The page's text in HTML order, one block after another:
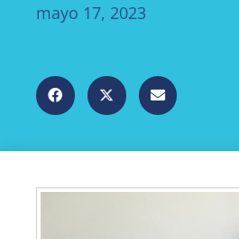
mayo 17, 2023